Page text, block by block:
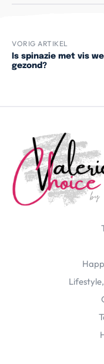
VORIG ARTIKEL
Is spinazie met vis
gezond?